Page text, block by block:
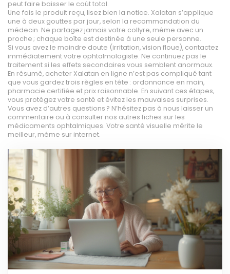
peut faire baisser le coût total.
Une fois le produit reçu, lisez bien la notice. Xalatan s’applique
une à deux gouttes par jour, selon la recommandation du
médecin. Ne partagez jamais votre collyre, même avec un
proche ; chaque boîte est destinée à une seule personne.
Si vous avez le moindre doute (irritation, vision floue), contactez
immédiatement votre ophtalmologiste. Ne continuez pas le
traitement si les effets secondaires vous semblent anormaux.
En résumé, acheter Xalatan en ligne n’est pas compliqué tant
que vous gardez trois règles en tête : ordonnance en main,
pharmacie certifiée et prix raisonnable. En suivant ces étapes,
vous protégez votre santé et évitez les mauvaises surprises.
Vous avez d’autres questions ? N’hésitez pas à nous laisser un
commentaire ou à consulter nos autres fiches sur les
médicaments ophtalmiques. Votre santé visuelle mérite le
meilleur, même sur internet.